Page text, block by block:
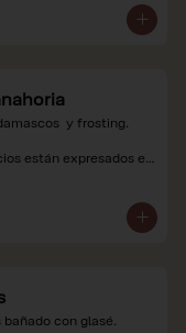
impuestos de ley y
y frosting.
están expresados en
con glasé.